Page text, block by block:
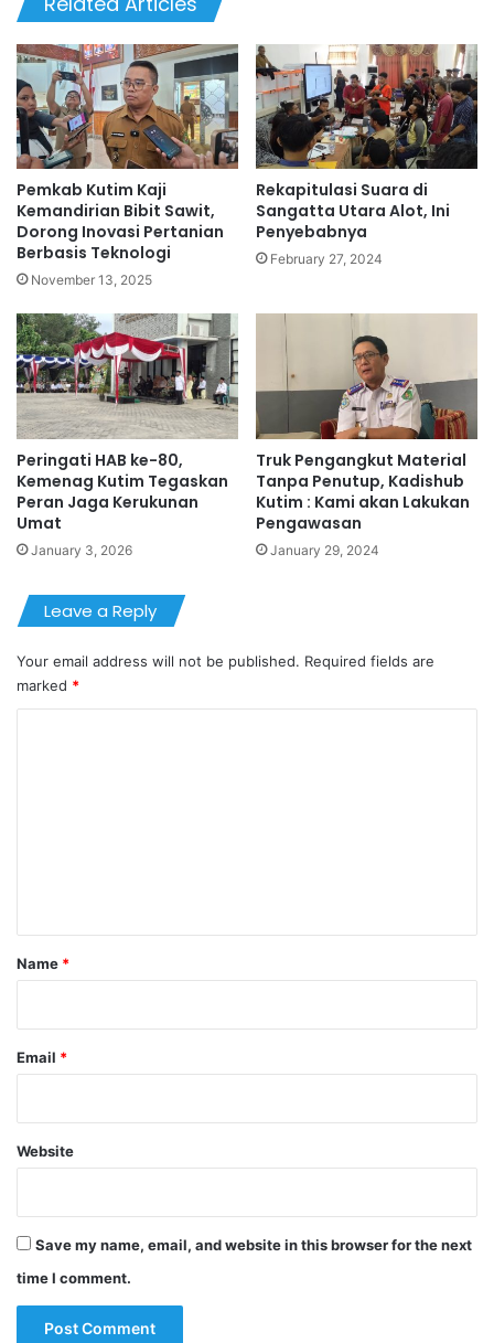
Pemkab Kutim Kaji
Kemandirian Bibit Sawit,
Dorong Inovasi Pertanian
Berbasis Teknologi
November 13, 2025
Rekapitulasi Suara di
Sangatta Utara Alot, Ini
Penyebabnya
February 27, 2024
Peringati HAB ke-80,
Kemenag Kutim Tegaskan
Peran Jaga Kerukunan
Umat
January 3, 2026
Truk Pengangkut Material
Tanpa Penutup, Kadishub
Kutim : Kami akan Lakukan
Pengawasan
January 29, 2024
Leave a Reply
Your email address will not be published. Required fields are
marked *
*
Name *
Email *
Website
Save my name, email, and website in this browser for the next
time I comment.